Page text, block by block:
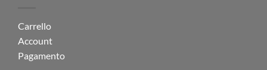
Carrello
Account
Pagamento